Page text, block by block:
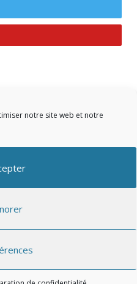
notre site web et notre